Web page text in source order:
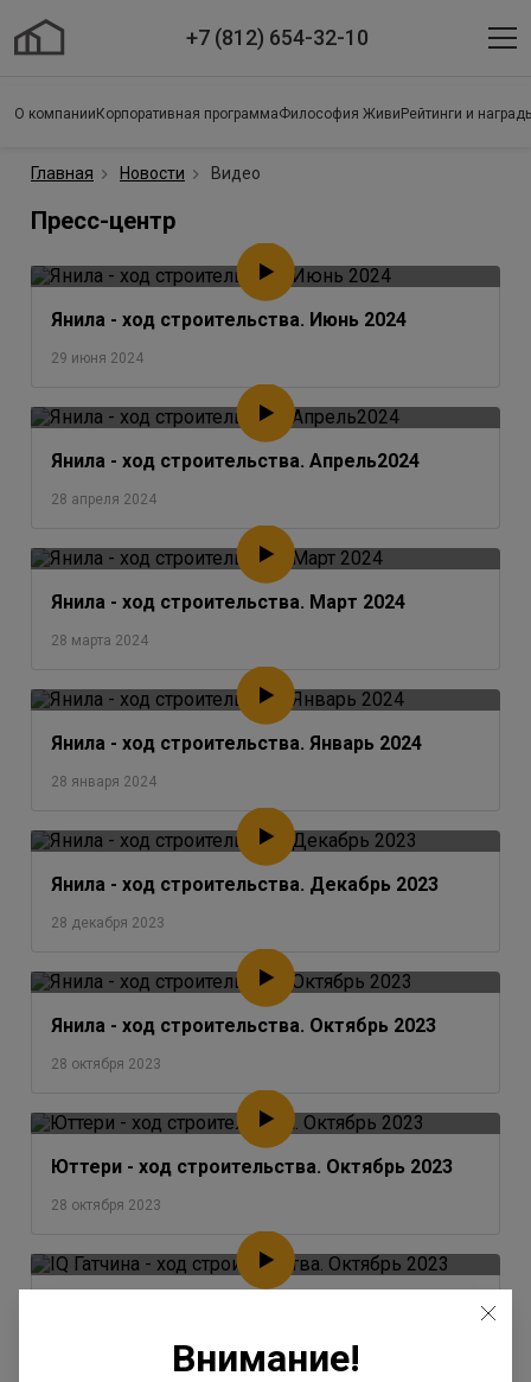
+7 (812) 654-32-10
О компании Корпоративная программаФилософия Живи Рейтинги и
Главная Новости Видео
Пресс-центр
Янила - ход строительства. Июнь 2024
29 июня 2024
Янила - ход строительства. Апрель2024
28 апреля 2024
Янила - ход строительства. Март 2024
28 марта 2024
Янила - ход строительства. Январь 2024
28 января 2024
Янила - ход строительства. Декабрь 2023
28 декабря 2023
Янила - ход строительства. Октябрь 2023
28 октября 2023
Юттери - ход строительства. Октябрь 2023
28 октября 2023
Внимание!